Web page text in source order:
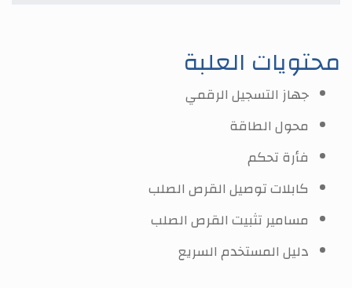
محتويات العلبة
جهاز التسجيل الرقمي
محول الطاقة
فأرة تحكم
كابلات توصيل القرص الصلب
مسامير تثبيت القرص الصلب
دليل المستخدم السريع